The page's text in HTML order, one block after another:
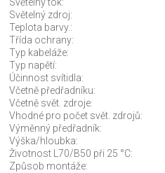
Světelný tok:
Světelný zdroj:
Teplota barvy.:
Třída ochrany:
Typ kabeláže:
Typ napětí:
Účinnost svítidla:
Včetně předřadníku:
Včetně svět. zdroje:
Vhodné pro počet svět. zdrojů:
Výměnný předřadník:
Výška/hloubka:
Životnost L70/B50 při 25 °C:
Způsob montáže: